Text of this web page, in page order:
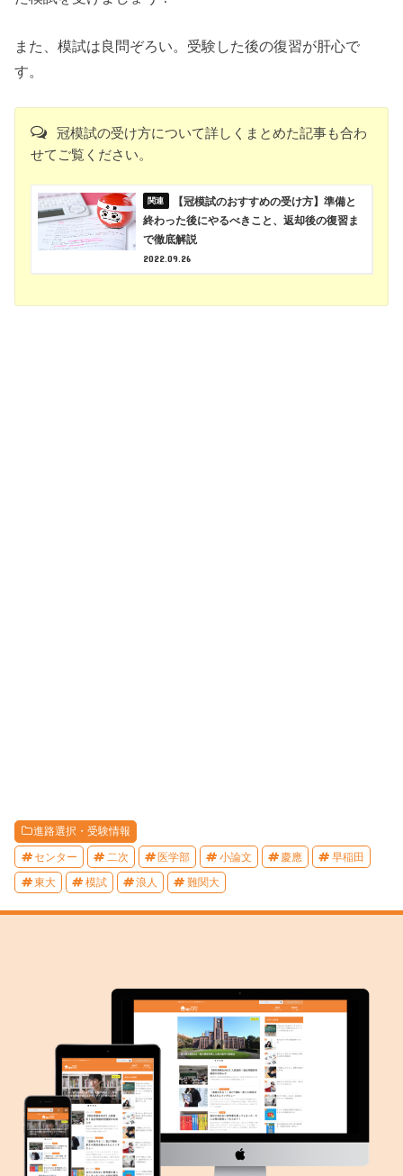
また、模試は良問ぞろい。受験した後の復習が肝心で
す。
冠模試の受け方について詳しくまとめた記事も合わ
せてご覧ください。
【冠模試のおすすめの受け方】準備と
終わった後にやるべきこと、返却後の復習ま
で徹底解説
2022.09.26
進路選択・受験情報
センター 二次 医学部 小論文 慶應 早稲田
東大 模試 浪人 難関大